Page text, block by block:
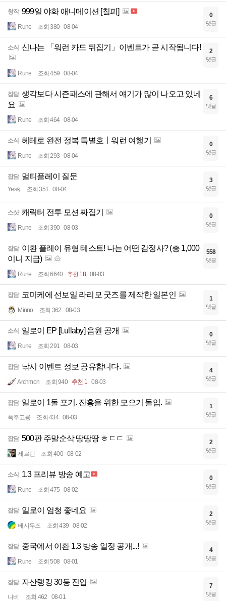
창작 999일 야화 애니메이션 [칰피]
Rune 조회 380 08-04
0
댓글
소식 신나는 「워런 카드 뒤집기」이벤트가 곧 시작됩니다!
Rune 조회 459 08-04
2
댓글
잡담 생각보다 시즌패스에 관해서 얘기가 많이 나오고 있네
요
Rune 조회 464 08-04
6
댓글
소식 헤테로 완전 정복 특별호丨워런 여행기
Rune 조회 293 08-04
0
댓글
잡담 멀티플레이 질문
Yessj 조회 351 08-04
3
댓글
스샷 캐릭터 전투 모션 짜집기
Rune 조회 390 08-03
0
댓글
잡담 이환 플레이 유형 테스트! 나는 어떤 감정사? (총 1,000
이니 지급)
Rune 조회 6640 추천 18 08-03
558
댓글
잡담 코미케에 선보일 라리모 굿즈를 제작한 일본인
Minno 조회 362 08-03
1
댓글
소식 일로이 EP [Lullaby] 음원 공개
Rune 조회 291 08-03
0
댓글
잡담 낚시 이벤트 정보 공유합니다.
Archmon 조회 940 추천 1 08-03
4
댓글
잡담 일로이 1돌 포기. 잔홍을 위한 모으기 돌입.
폭주고룡 조회 434 08-03
1
댓글
잡담 500판 주말순삭 땅땅땅 ㅎㄷㄷ
제르딘 조회 400 08-02
2
댓글
소식 1.3 프리뷰 방송 예고
Rune 조회 475 08-02
0
댓글
잡담 일로이 엄청 좋네요
베시두즈 조회 439 08-02
2
댓글
잡담 중국에서 이환 1.3 방송 일정 공개...!
Rune 조회 508 08-01
4
댓글
잡담 자산랭킹 30등 진입
나비 조회 462 08-01
7
댓글